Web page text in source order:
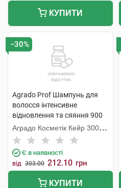
КУПИТИ
−30%
Agrado Prof Шампунь для
волосся інтенсивне
відновлення та сяяння 900
мл 1 флакон
Аградо Косметік Кейр 3000
С.Л.У.
Є в наявності
від 303.00 212.10 грн
КУПИТИ